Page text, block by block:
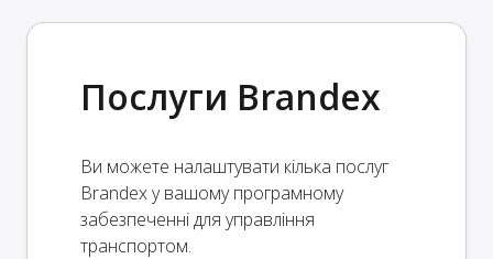
Послуги Brandex
Ви можете налаштувати кілька послуг
Brandex у вашому програмному
забезпеченні для управління
транспортом.